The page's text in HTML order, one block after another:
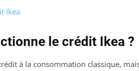
Ikea
le crédit Ikea ?
à la consommation classique,